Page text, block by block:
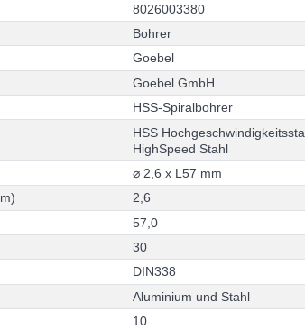
8026003380
Bohrer
Goebel
Goebel GmbH
HSS-Spiralbohrer
HSS Hochgeschwindigkeitssta
HighSpeed Stahl
⌀ 2 ,6 x L57 mm
m) 2,6
57 ,0
30
DIN338
Aluminium und Stahl
10